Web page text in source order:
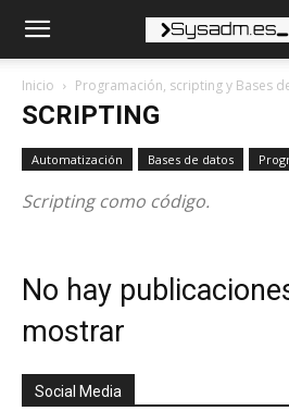
Inicio Programación, scripting y Bases
SCRIPTING
Automatización Bases de datos
Scripting como código.
No hay
mostrar
Social Media